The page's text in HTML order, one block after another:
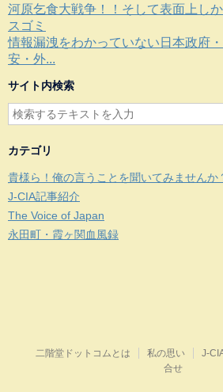
河原乞食大戦争！！そして表面上し
スゴミ
情報漏洩をわかっていない日本政府
安・外...
サイト内検索
カテゴリ
貴様ら！俺の言うことを聞いてみませんか
J-CIA記事紹介
The Voice of Japan
永田町・霞ヶ関血風録